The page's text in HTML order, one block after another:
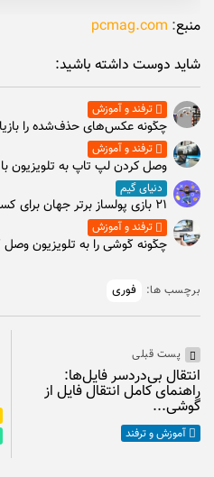
منبع:
pcmag.com
شاید دوست داشته باشید:
ترفند و آموزش
چگونه عکس‌های حذف‌شده را
ترفند و آموزش
وصل كردن لپ تاپ به تلويزيون با ۹ روش تضمینی!
دنیای گیم
۲۱ بازی پولساز برتر جهان برای کسب درآمد از بازی
ترفند و آموزش
چگونه گوشی را به تلویزیون وصل
برچسب ها: فوری
پست قبلی
انتقال بی‌دردسر فایل‌ها:
راهنمای کامل انتقال فایل از
گوشی...
آموزش و ترفند